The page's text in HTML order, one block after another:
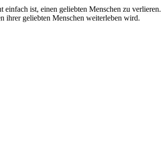
ist, einen geliebten Menschen zu verlieren.
ihrer geliebten Menschen weiterleben wird.